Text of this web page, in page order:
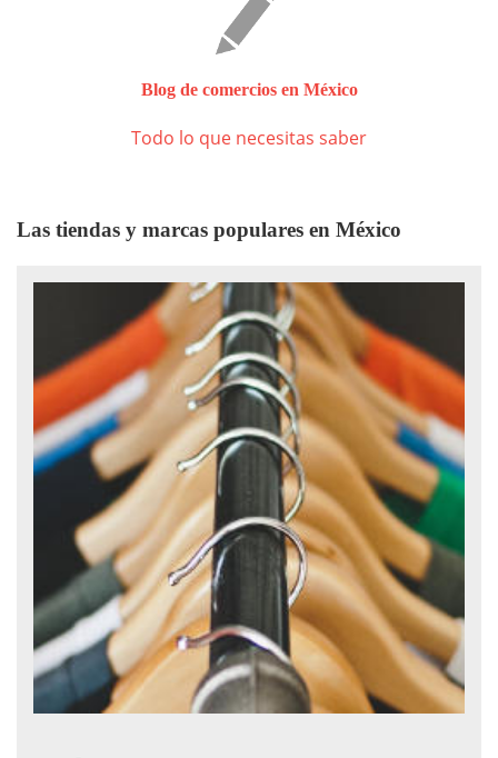
Blog de comercios en México
Todo lo que necesitas saber
Las tiendas y marcas populares en México